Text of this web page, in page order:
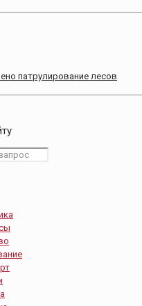
патрулирование лесов